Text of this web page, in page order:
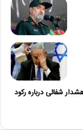
شفائی درباره رکود